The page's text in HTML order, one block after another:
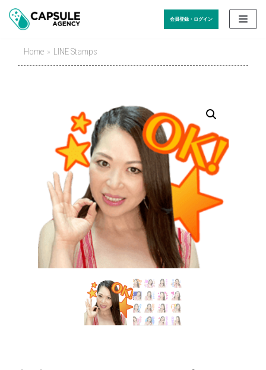
Skip
to
会員登録・ログイン
Home » LINE Stamps